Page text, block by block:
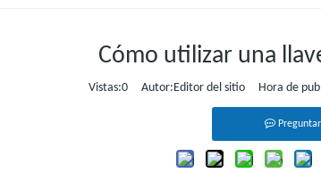
Cómo utilizar una
Vistas:0 Autor:Editor del sitio Hora de
Preguntar